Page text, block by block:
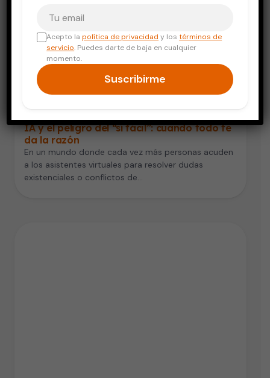
IA y el peligro del “sí fácil”: cuando todo te
da la razón
En un mundo donde cada vez más personas acuden
a los asistentes virtuales para resolver dudas
existenciales o conflictos de…
Acepto lapolítica de privacidad y lostérminos de
servicio. Puedes darte de baja en cualquier
momento.
Suscribirme